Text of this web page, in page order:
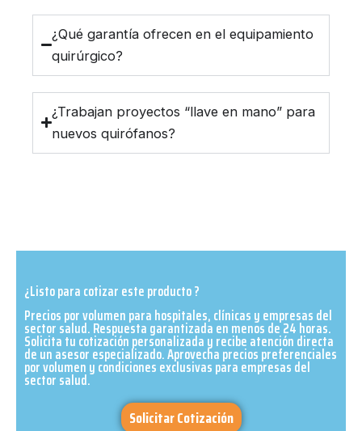
¿Qué garantía ofrecen en el equipamiento
quirúrgico?
¿Trabajan proyectos “llave en mano” para
nuevos quirófanos?
¿Listo para cotizar este producto ?
Precios por volumen para hospitales, clínicas y empresas del
sector salud. Respuesta garantizada en menos de 24 horas.
Solicita tu cotización personalizada y recibe atención directa
de un asesor especializado. Aprovecha precios preferenciales
por volumen y condiciones exclusivas para empresas del
sector salud.​
Solicitar Cotización